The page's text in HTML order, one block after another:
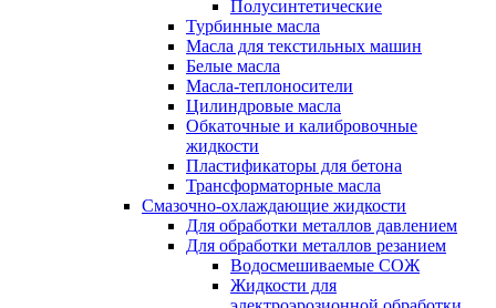
Полусинтетические
Турбинные масла
Масла для текстильных машин
Белые масла
Масла-теплоносители
Цилиндровые масла
Обкаточные и калибровочные
жидкости
Пластификаторы для бетона
Трансформаторные масла
Смазочно-охлаждающие жидкости
Для обработки металлов давлением
Для обработки металлов резанием
Водосмешиваемые СОЖ
Жидкости для